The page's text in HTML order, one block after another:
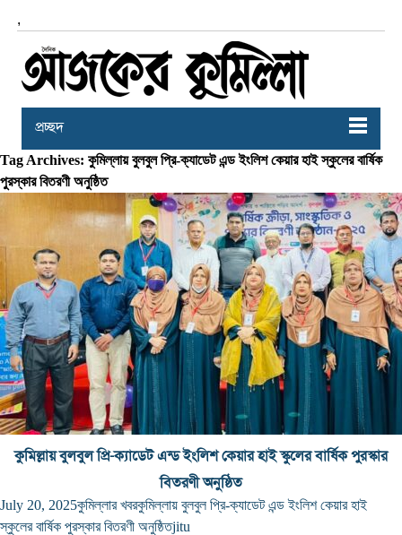
,
প্রচ্ছদ
Tag Archives: কুমিল্লায় বুলবুল প্রি-ক্যাডেট এন্ড ইংলিশ কেয়ার হাই স্কুলের বার্ষিক
পুরস্কার বিতরণী অনুষ্ঠিত
কুমিল্লায় বুলবুল প্রি-ক্যাডেট এন্ড ইংলিশ কেয়ার হাই স্কুলের বার্ষিক পুরস্কার
বিতরণী অনুষ্ঠিত
July 20, 2025কুমিল্লার খবরকুমিল্লায় বুলবুল প্রি-ক্যাডেট এন্ড ইংলিশ কেয়ার হাই
স্কুলের বার্ষিক পুরস্কার বিতরণী অনুষ্ঠিতjitu